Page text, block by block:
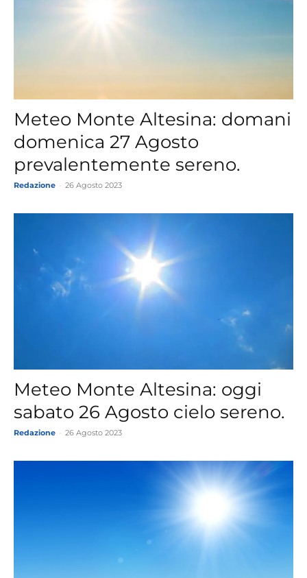
Meteo Monte Altesina: domani
domenica 27 Agosto
prevalentemente sereno.
Redazione 26 Agosto 2023
Meteo Monte Altesina: oggi
sabato 26 Agosto cielo sereno.
Redazione 26 Agosto 2023